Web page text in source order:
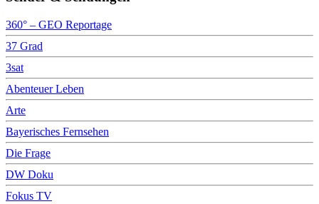
360° – GEO Reportage
37 Grad
3sat
Abenteuer Leben
Arte
Bayerisches Fernsehen
Die Frage
DW Doku
Fokus TV